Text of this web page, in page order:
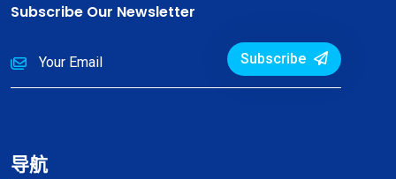
Subscribe Our Newsletter
Subscribe
导航